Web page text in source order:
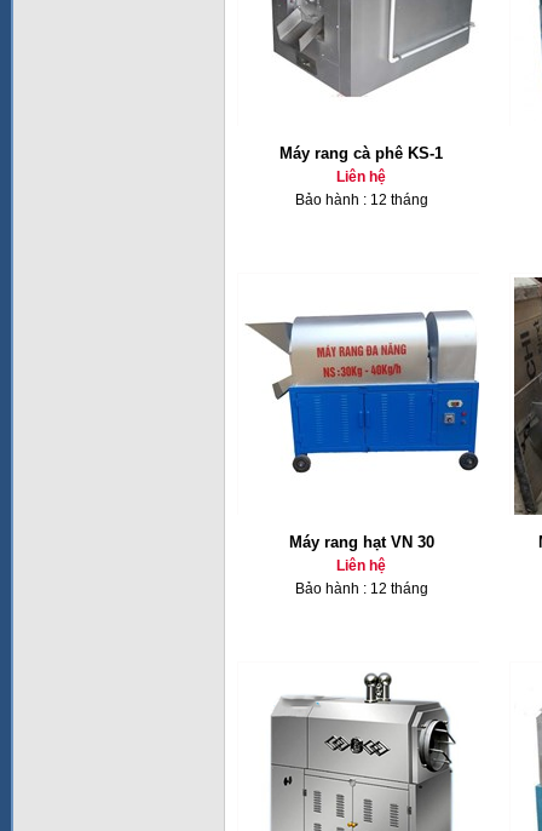
Máy rang cà phê KS-1
Liên hệ
Bảo hành : 12 tháng
Máy rang hạt VN 30
Liên hệ
Bảo hành : 12 tháng